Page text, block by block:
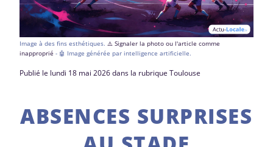
Image à des fins esthétiques. ⚠️ Signaler la photo ou l'article comme
inapproprié - 🤖 Image générée par intelligence artificielle.
Publié le lundi 18 mai 2026 dans la rubrique Toulouse
ABSENCES SURPRISES